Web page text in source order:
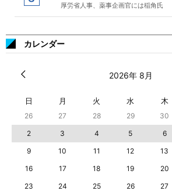
厚労省人事、薬事企画官には稲角氏
カレンダー
2026年 8月
日 月 火 水 木
26 27 28 29 30
2
3 4 5 6
9
10 11 12 13
16
17 18 19 20
23
24 25 26 27